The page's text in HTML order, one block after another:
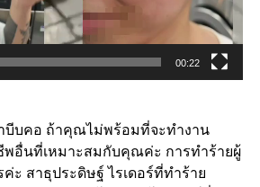
00:22
บีบคอ ถ้าคุณไม่พร้อมที่จะทำงาน
พอื่นที่เหมาะสมกับคุณค่ะ การทำร้ายผู้
ะ สาธุประดิษฐ์ ไรเดอร์ที่ทำร้าย